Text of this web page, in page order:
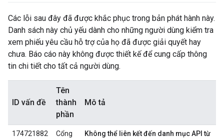
Các lỗi sau đây đã được khắc phục trong bản phát hành này.
Danh sách này chủ yếu dành cho những người dùng kiểm tra
xem phiếu yêu cầu hỗ trợ của họ đã được giải quyết hay
chưa. Báo cáo này không được thiết kế để cung cấp thông
tin chi tiết cho tất cả người dùng.
ID vấn đề
Tên
thành
phần
Mô tả
174721882
Cổng
Không thể liên kết đến danh mục API từ